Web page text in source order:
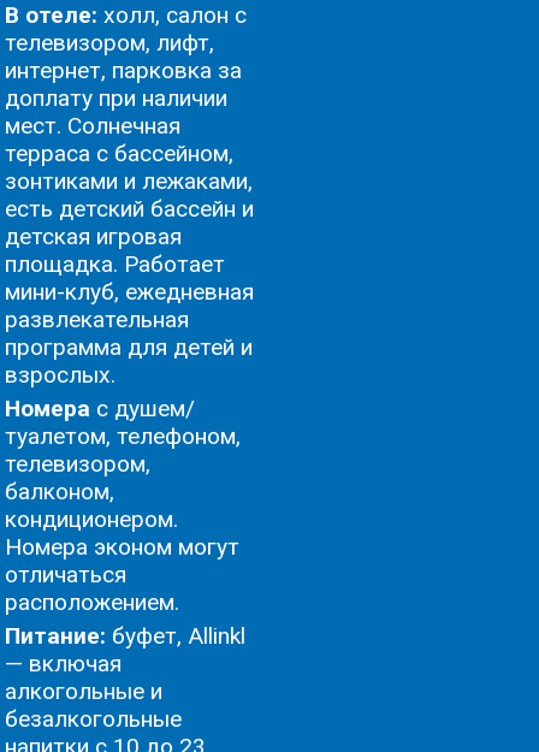
В отеле: холл, салон с
телевизором, лифт,
интернет, парковка за
доплату при наличии
мест. Солнечная
терраса с бассейном,
зонтиками и лежаками,
есть детский бассейн и
детская игровая
площадка. Работает
мини-клуб, ежедневная
развлекательная
программа для детей и
взрослых.
Номера с душем/
туалетом, телефоном,
телевизором,
балконом,
кондиционером.
Номера эконом могут
отличаться
расположением.
Питание: буфет, Allinkl
— включая
алкогольные и
безалкогольные